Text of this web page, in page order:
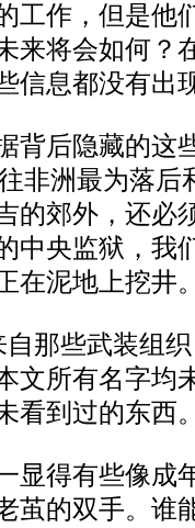
工作，但是他
来将会如何？
信息都没有出
后隐藏的这
非洲最为落后
的郊外，还必
中央监狱，我
在泥地上挖井
那些武装组织
文所有名字均
看到过的东西
得有些像成
茧的双手。谁